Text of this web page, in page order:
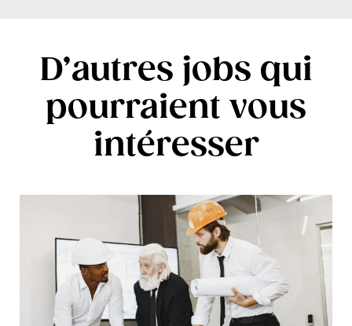
D’autres jobs qui
pourraient vous
intéresser